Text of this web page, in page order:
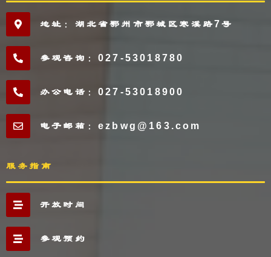
地址：湖北省鄂州市鄂城区寒溪路7号
参观咨询：027-53018780
办公电话：027-53018900
电子邮箱：ezbwg@163.com
服务指南
开放时间
参观预约